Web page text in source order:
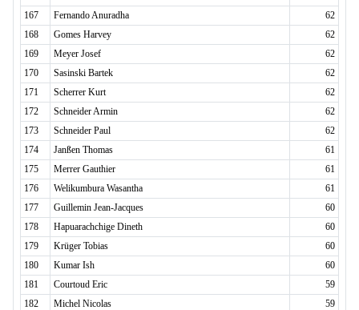
167
Fernando Anuradha
62
168
Gomes Harvey
62
169
Meyer Josef
62
170
Sasinski Bartek
62
171
Scherrer Kurt
62
172
Schneider Armin
62
173
Schneider Paul
62
174
Janßen Thomas
61
175
Merrer Gauthier
61
176
Welikumbura Wasantha
61
177
Guillemin Jean-Jacques
60
178
Hapuarachchige Dineth
60
179
Krüger Tobias
60
180
Kumar Ish
60
181
Courtoud Eric
59
182
Michel Nicolas
59